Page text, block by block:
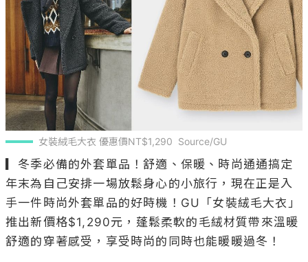
女裝絨毛大衣 優惠價NT$1,290  Source/GU
▎冬季必備的外套單品！舒適、保暖、時尚通通搞定
年末為自己安排一場放鬆身心的小旅行，現在正是入
手一件時尚外套單品的好時機！GU「女裝絨毛大衣」
推出新價格$1,290元，蓬鬆柔軟的毛絨材質帶來溫暖
舒適的穿著感受，享受時尚的同時也能暖暖過冬！